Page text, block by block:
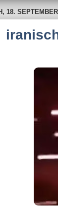
18.